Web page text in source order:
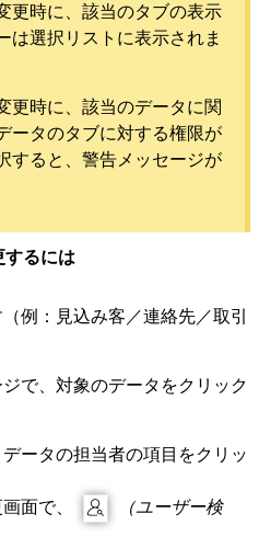
更時に、該当のタブの表示
は選択リストに表示されま
更時に、該当のデータに関
ータのタブに対する権限が
すると、警告メッセージが
するには
例：見込み客／連絡先／取引
で、対象のデータをクリック
ータの担当者の項目をクリッ
面で、 （ユーザー検